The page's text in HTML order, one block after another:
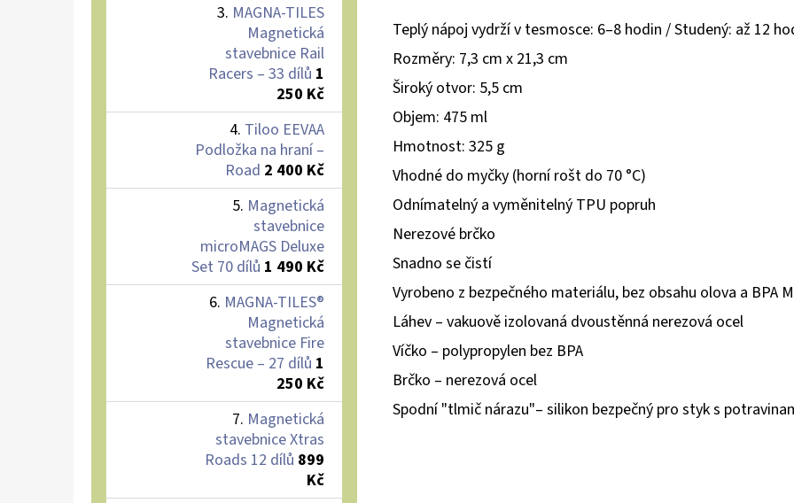
MAGNA-TILES
Magnetická
stavebnice Rail
Racers – 33 dílů 1
250 Kč
Tiloo EEVAA
Podložka na hraní –
Road 2 400 Kč
Magnetická
stavebnice
microMAGS Deluxe
Set 70 dílů 1 490 Kč
MAGNA-TILES®
Magnetická
stavebnice Fire
Rescue – 27 dílů 1
250 Kč
Magnetická
stavebnice Xtras
Roads 12 dílů 899
Kč
Teplý nápoj vydrží v tesmosce: 6–8 hodin / Studený: až 12
Rozměry: 7,3 cm x 21,3 cm
Široký otvor: 5,5 cm
Objem: 475 ml
Hmotnost: 325 g
Vhodné do myčky (horní rošt do 70 °C)
Odnímatelný a vyměnitelný TPU popruh
Nerezové brčko
Snadno se čistí
Vyrobeno z bezpečného materiálu, bez obsahu olova a BPA
Láhev – vakuově izolovaná dvoustěnná nerezová ocel
Víčko – polypropylen bez BPA
Brčko – nerezová ocel
Spodní "tlmič nárazu"– silikon bezpečný pro styk s